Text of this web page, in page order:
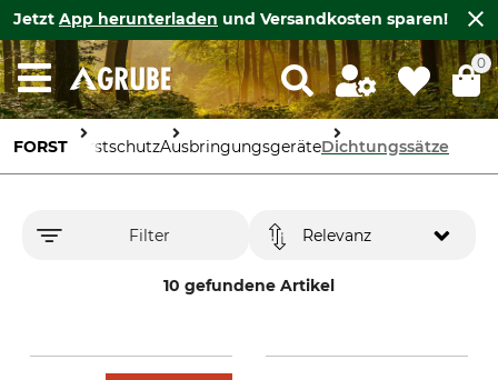
Jetzt App herunterladen und Versandkosten sparen!
0
FORST ForstschutzAusbringungsgeräteDichtungssätze
Filter
10 gefundene Artikel
Relevanz